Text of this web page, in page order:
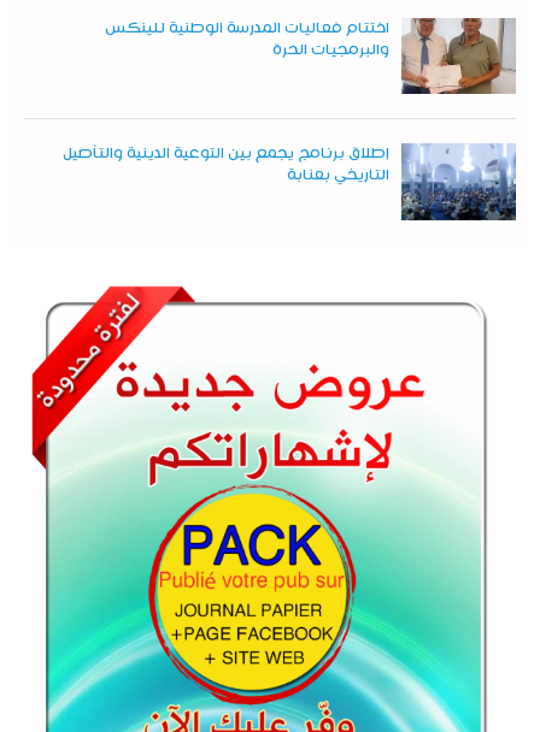
اختتام فعاليات المدرسة الوطنية للينكس
والبرمجيات الحرة
إطلاق برنامج يجمع بين التوعية الدينية والتأصيل
التاريخي بعنابة